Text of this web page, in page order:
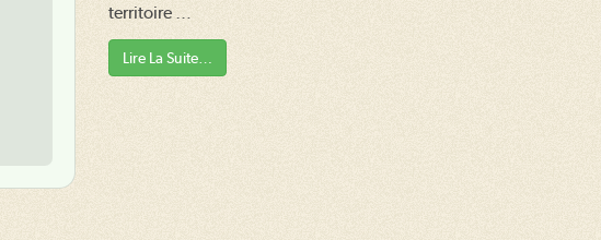
territoire …
Lire La Suite…